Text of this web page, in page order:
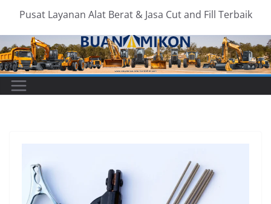
Pusat Layanan Alat Berat & Jasa Cut and Fill Terbaik